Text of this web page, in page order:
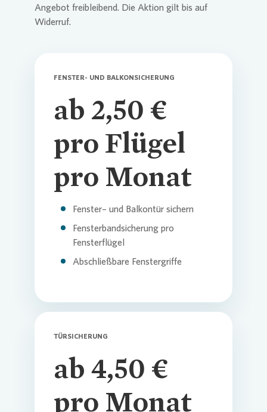
Angebot freibleibend. Die Aktion gilt bis auf
Widerruf.
FENSTER- UND BALKONSICHERUNG
ab 2,50 €
pro Flügel
pro Monat
Fenster– und Balkontür sichern
Fensterbandsicherung pro
Fensterflügel
Abschließbare Fenstergriffe
TÜRSICHERUNG
ab 4,50 €
pro Monat